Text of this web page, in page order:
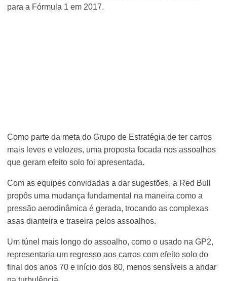
para a Fórmula 1 em 2017.
Como parte da meta do Grupo de Estratégia de ter carros
mais leves e velozes, uma proposta focada nos assoalhos
que geram efeito solo foi apresentada.
Com as equipes convidadas a dar sugestões, a Red Bull
propôs uma mudança fundamental na maneira como a
pressão aerodinâmica é gerada, trocando as complexas
asas dianteira e traseira pelos assoalhos.
Um túnel mais longo do assoalho, como o usado na GP2,
representaria um regresso aos carros com efeito solo do
final dos anos 70 e início dos 80, menos sensíveis a andar